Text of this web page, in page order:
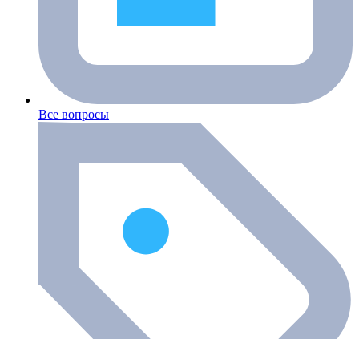
Все вопросы